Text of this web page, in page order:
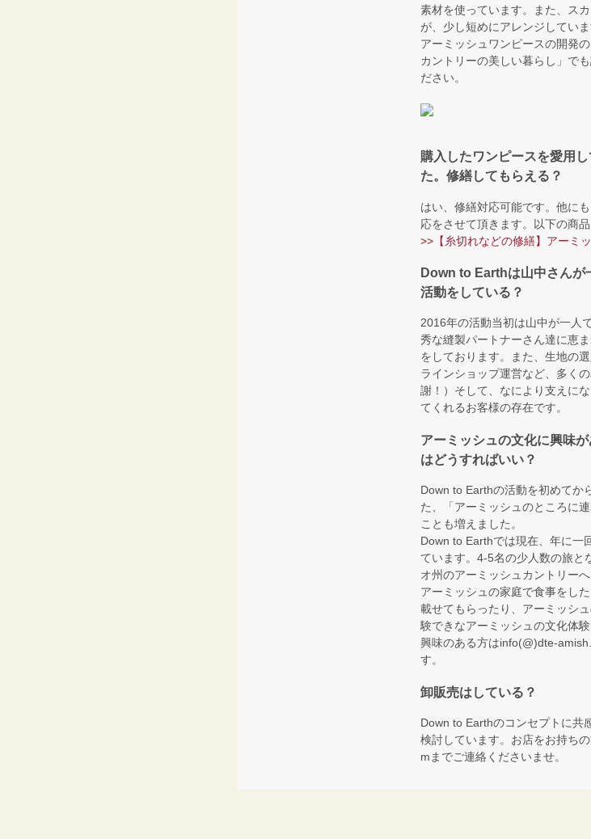
素材を使っています。また、ス
が、少し短めにアレンジしていま
アーミッシュワンピースの開発
カントリーの美しい暮らし」で
ださい。
購入したワンピースを愛用
た。修繕してもらえる？
はい、修繕対応可能です。他に
応をさせて頂きます。以下の商
>>【糸切れなどの修繕】アーミ
Down to Earthは山中さんが
活動をしている？
2016年の活動当初は山中が一人
秀な縫製パートナーさん達に恵
をしております。また、生地の
ラインショップ運営など、多く
謝！）そして、なにより支えに
てくれるお客様の存在です。
アーミッシュの文化に興味
はどうすればいい？
Down to Earthの活動を初めてか
た、「アーミッシュのところに
ことも増えました。
Down to Earthでは現在、年に一
ています。4-5名の少人数の旅と
オ州のアーミッシュカントリーへ
アーミッシュの家庭で食事をし
載せてもらったり、アーミッシ
験できなアーミッシュの文化体験
興味のある方はinfo(@)dte-
す。
卸販売はしている？
Down to Earthのコンセプトに共
検討しています。お店をお持ち
mまでご連絡くださいませ。